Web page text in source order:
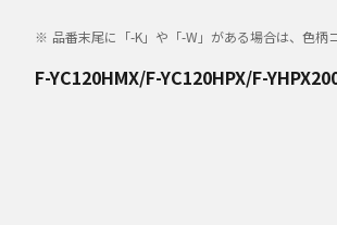
品番末尾に「-K」や「-W」がある場合は、色柄
F-YC120HMX/F-YC120HPX/F-